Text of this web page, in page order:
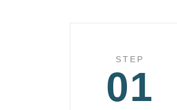
STEP
01